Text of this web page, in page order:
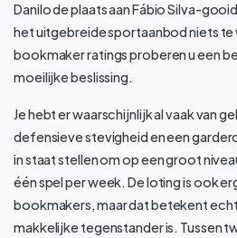
Danilo de plaats aan Fábio Silva-
het uitgebreide sportaanbod niets te
bookmaker ratings proberen u een
moeilijke beslissing.
Je hebt er waarschijnlijk al vaak van
defensieve stevigheid en een
in staat stellen om op een groot
één spel per week. De loting is ook
bookmakers, maar dat betekent
makkelijke tegenstander is. Tussen